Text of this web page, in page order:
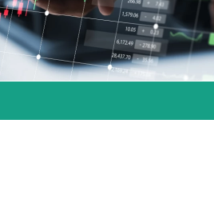
Tüm Kampanyalar
Tüm Kampanyalar